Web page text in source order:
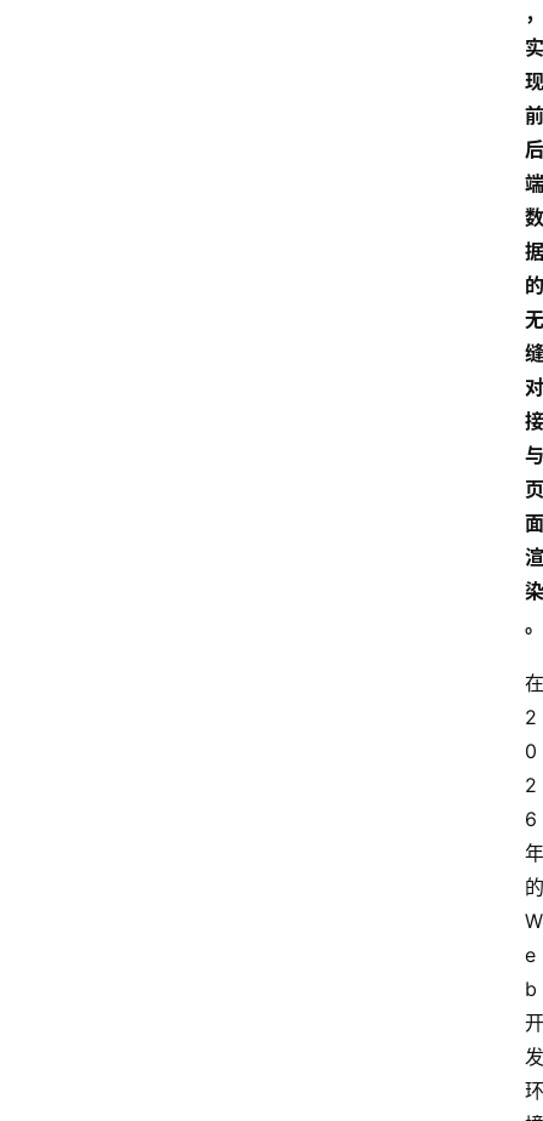
，
实
现
前
后
端
数
据
的
无
缝
对
接
与
页
面
渲
染
。
在
2
0
2
6
年
的
W
e
b
开
发
环